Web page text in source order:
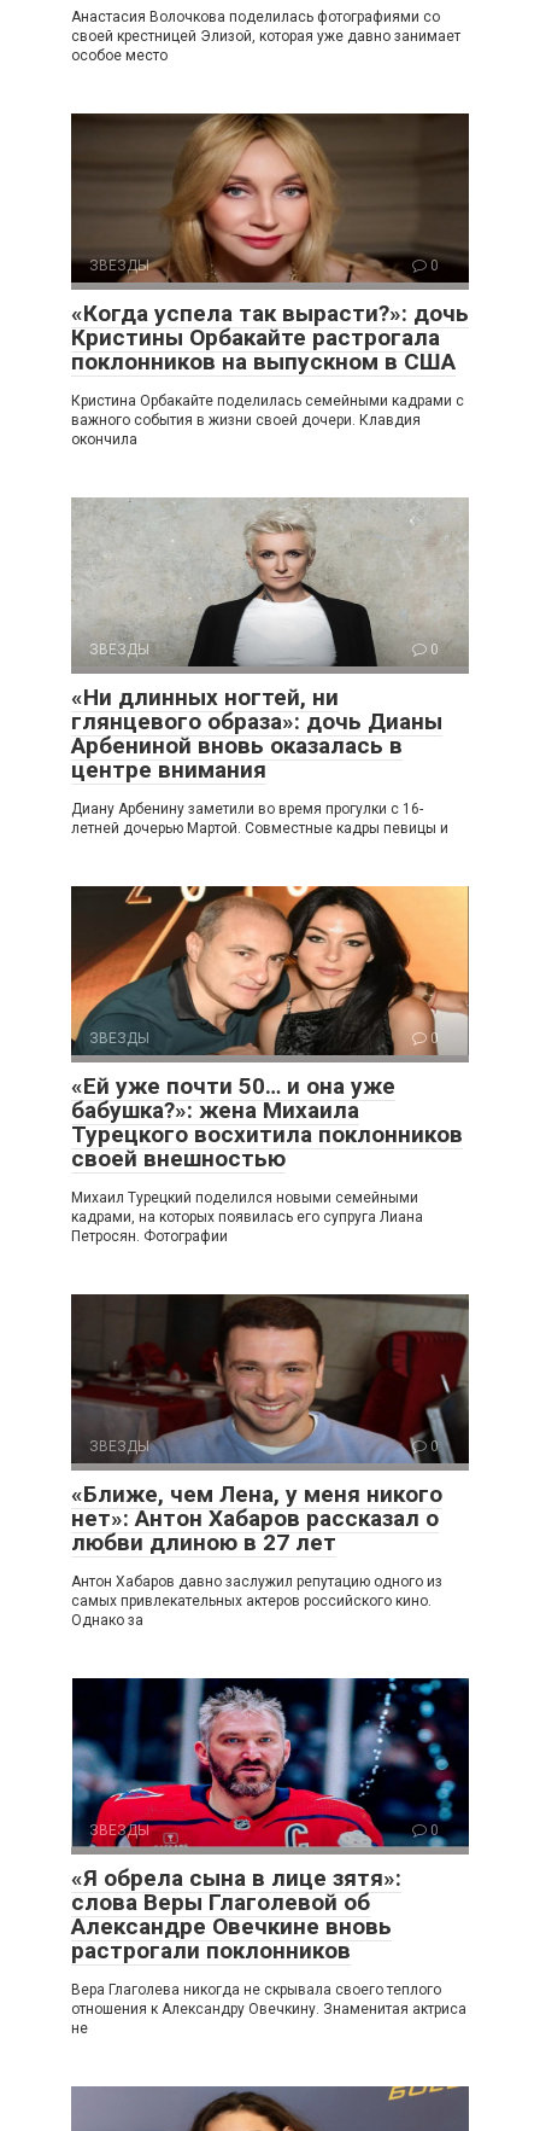
Анастасия Волочкова поделилась фотографиями со
своей крестницей Элизой, которая уже давно занимает
особое место
ЗВЕЗДЫ 0
«Когда успела так вырасти?»: дочь
Кристины Орбакайте растрогала
поклонников на выпускном в США
Кристина Орбакайте поделилась семейными кадрами с
важного события в жизни своей дочери. Клавдия
окончила
ЗВЕЗДЫ 0
«Ни длинных ногтей, ни
глянцевого образа»: дочь Дианы
Арбениной вновь оказалась в
центре внимания
Диану Арбенину заметили во время прогулки с 16-
летней дочерью Мартой. Совместные кадры певицы и
ЗВЕЗДЫ 0
«Ей уже почти 50… и она уже
бабушка?»: жена Михаила
Турецкого восхитила поклонников
своей внешностью
Михаил Турецкий поделился новыми семейными
кадрами, на которых появилась его супруга Лиана
Петросян. Фотографии
ЗВЕЗДЫ 0
«Ближе, чем Лена, у меня никого
нет»: Антон Хабаров рассказал о
любви длиною в 27 лет
Антон Хабаров давно заслужил репутацию одного из
самых привлекательных актеров российского кино.
Однако за
ЗВЕЗДЫ 0
«Я обрела сына в лице зятя»:
слова Веры Глаголевой об
Александре Овечкине вновь
растрогали поклонников
Вера Глаголева никогда не скрывала своего теплого
отношения к Александру Овечкину. Знаменитая актриса
не